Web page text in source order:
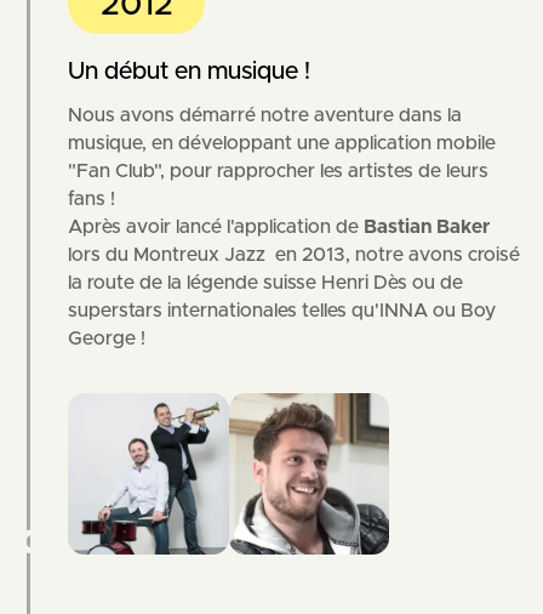
Un début en musique !
Nous avons démarré notre aventure dans la
musique, en développant une application mobile
"Fan Club", pour rapprocher les artistes de leurs
fans !
Après avoir lancé l'application de Bastian Baker
lors du Montreux Jazz en 2013, notre avons croisé
la route de la légende suisse Henri Dès ou de
superstars internationales telles qu'INNA ou Boy
George !